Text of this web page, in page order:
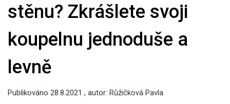
stěnu? Zkrášlete svoji
koupelnu jednoduše a
levně
Publikováno 28.8.2021 , autor: Růžičková Pavla